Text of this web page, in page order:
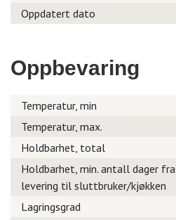
Oppdatert dato
Oppbevaring
Temperatur, min
Temperatur, max.
Holdbarhet, total
Holdbarhet, min. antall dager fra
levering til sluttbruker/kjøkken
Lagringsgrad